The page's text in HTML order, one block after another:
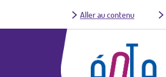
Aller au contenu